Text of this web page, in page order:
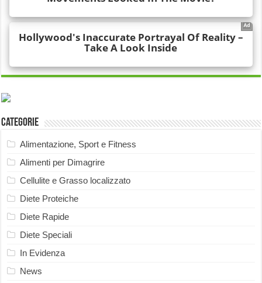
Categorie
Alimentazione, Sport e Fitness
Alimenti per Dimagrire
Cellulite e Grasso localizzato
Diete Proteiche
Diete Rapide
Diete Speciali
In Evidenza
News